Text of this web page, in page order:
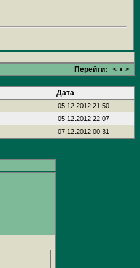
Перейти: < • >
Дата
05.12.2012 21:50
05.12.2012 22:07
07.12.2012 00:31